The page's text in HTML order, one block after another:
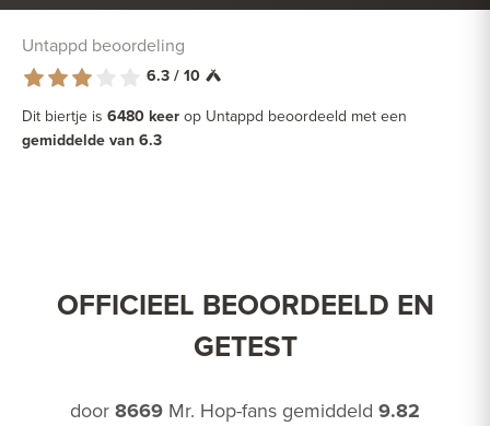
Untappd beoordeling
6.3 / 10
Dit biertje is 6480 keer op Untappd beoordeeld met een
gemiddelde van 6.3
OFFICIEEL BEOORDEELD EN
GETEST
door 8669 Mr. Hop-fans gemiddeld 9.82